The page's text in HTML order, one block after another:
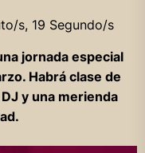
s, 19 Segundo/s
jornada especial
Habrá clase de
y una merienda